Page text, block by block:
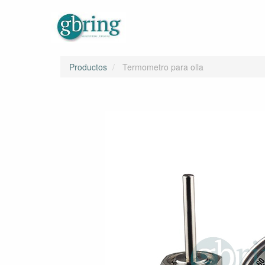
Productos Termometro para olla